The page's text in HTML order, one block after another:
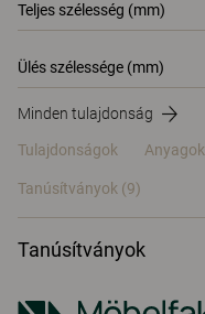
Teljes szélesség (mm)
Ülés szélessége (mm)
Minden tulajdonság
Tulajdonságok Anyagok
Tanúsítványok (9)
Tanúsítványok